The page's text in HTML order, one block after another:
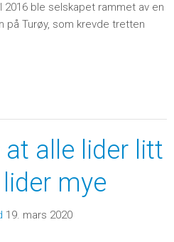
2016 ble selskapet rammet av en
på Turøy, som krevde tretten
at alle lider litt
mye
19. mars 2020